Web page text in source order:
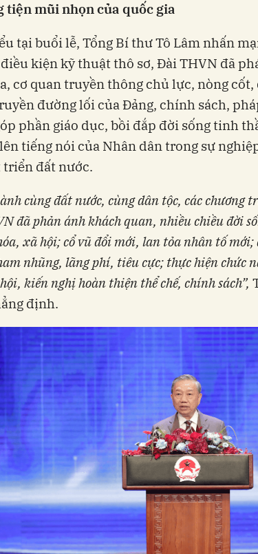
tiện mũi nhọn của quốc gia
tại buổi lễ, Tổng Bí thư Tô Lâm nhấn
kiện kỹ thuật thô sơ, Đài THVN đã
cơ quan truyền thông chủ lực, nòng
đường lối của Đảng, chính sách,
phần giáo dục, bồi đắp đời sống tinh
tiếng nói của Nhân dân trong sự
triển đất nước.
cùng đất nước, cùng dân tộc, các chương
đã phản ánh khách quan, nhiều chiều đời
xã hội; cổ vũ đổi mới, lan tỏa nhân tố
nhũng, lãng phí, tiêu cực; thực hiện chức
kiến nghị hoàn thiện thể chế, chính sách”,
định.